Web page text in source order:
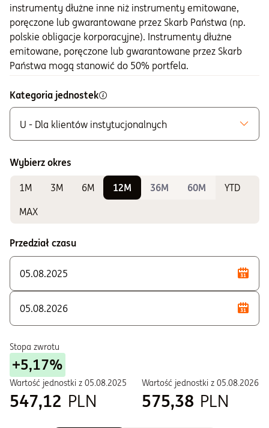
instrumenty dłużne inne niż instrumenty emitowane,
poręczone lub gwarantowane przez Skarb Państwa (np.
polskie obligacje korporacyjne). Instrumenty dłużne
emitowane, poręczone lub gwarantowane przez Skarb
Państwa mogą stanowić do 50% portfela.
Kategoria jednostek
U - Dla klientów instytucjonalnych
K - Zbywane w ramach IKE i IKZE
Do sprawdzania wyników
P - Zbywane w ramach PSI
Wybierz okres
1M 3M 6M 12M 36M 60M
YTD
MAX
Przedział czasu
Stopa zwrotu
+5,17%
Wartość jednostki z 05.08.2025
547,12 PLN
Wartość jednostki z 05.08.2026
575,38 PLN